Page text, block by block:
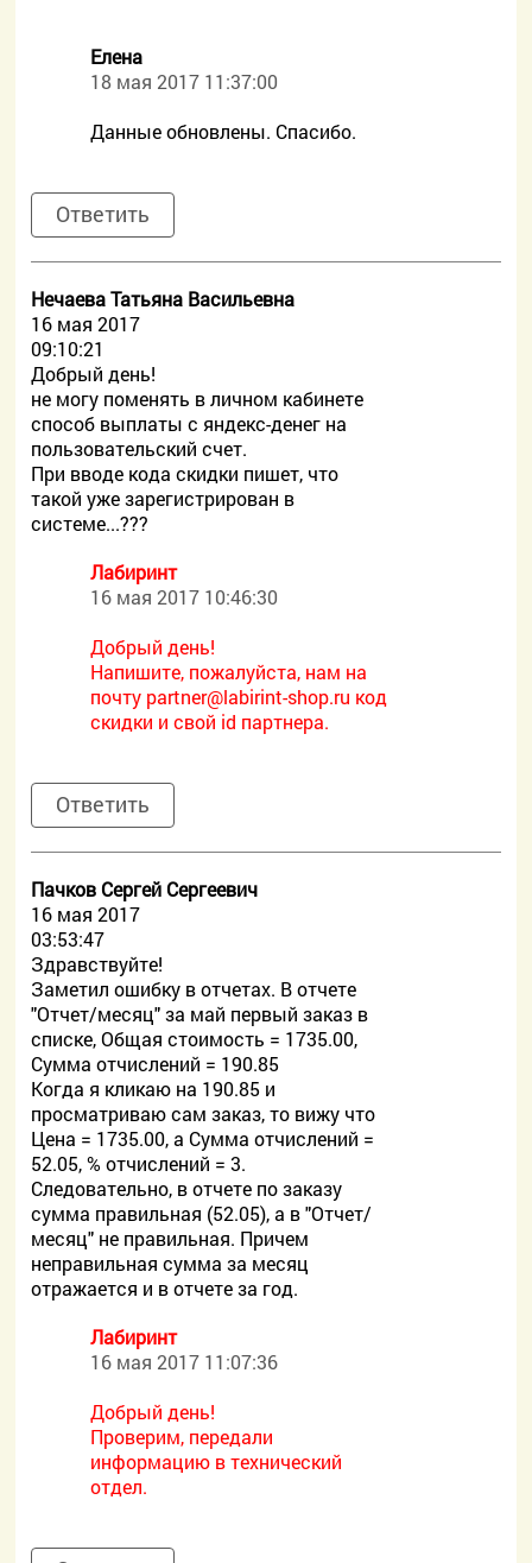
Елена
18 мая 2017 11:37:00
Данные обновлены. Спасибо.
Ответить
Нечаева Татьяна Васильевна
16 мая 2017
09:10:21
Добрый день!
не могу поменять в личном кабинете
способ выплаты с яндекс-денег на
пользовательский счет.
При вводе кода скидки пишет, что
такой уже зарегистрирован в
системе...???
Лабиринт
16 мая 2017 10:46:30
Добрый день!
Напишите, пожалуйста, нам на
почту partner@labirint-shop.ru код
скидки и свой id партнера.
Ответить
Пачков Сергей Сергеевич
16 мая 2017
03:53:47
Здравствуйте!
Заметил ошибку в отчетах. В отчете
"Отчет/месяц" за май первый заказ в
списке, Общая стоимость = 1735.00,
Сумма отчислений = 190.85
Когда я кликаю на 190.85 и
просматриваю сам заказ, то вижу что
Цена = 1735.00, а Сумма отчислений =
52.05, % отчислений = 3.
Следовательно, в отчете по заказу
сумма правильная (52.05), а в "Отчет/
месяц" не правильная. Причем
неправильная сумма за месяц
отражается и в отчете за год.
Лабиринт
16 мая 2017 11:07:36
Добрый день!
Проверим, передали
информацию в технический
отдел.